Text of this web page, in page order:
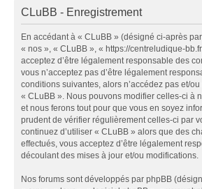
CLuBB - Enregistrement
En accédant à « CLuBB » (désigné ci-après
« nos », « CLuBB », « https://centreludique-
acceptez d’être légalement responsable des
vous n’acceptez pas d’être légalement
conditions suivantes, alors n’accédez pas et/ou
« CLuBB ». Nous pouvons modifier celles-ci à
et nous ferons tout pour que vous en soyez
prudent de vérifier régulièrement celles-ci par
continuez d’utiliser « CLuBB » alors que des
effectués, vous acceptez d’être légalement
découlant des mises à jour et/ou modifications.
Nos forums sont développés par phpBB